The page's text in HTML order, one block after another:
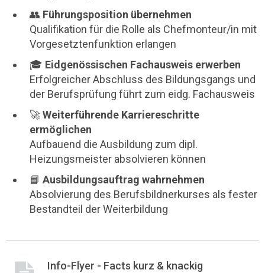
👥 Führungsposition übernehmen
Qualifikation für die Rolle als Chefmonteur/in mit
Vorgesetztenfunktion erlangen
🎓 Eidgenössischen Fachausweis erwerben
Erfolgreicher Abschluss des Bildungsgangs und
der Berufsprüfung führt zum eidg. Fachausweis
🚀Weiterführende Karriereschritte
ermöglichen
Aufbauend die Ausbildung zum dipl.
Heizungsmeister absolvieren können
📘 Ausbildungsauftrag wahrnehmen
Absolvierung des Berufsbildnerkurses als fester
Bestandteil der Weiterbildung
Info-Flyer - Facts kurz & knackig